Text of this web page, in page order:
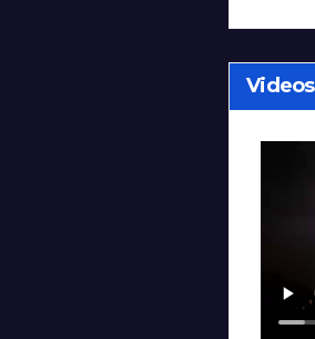
Videos